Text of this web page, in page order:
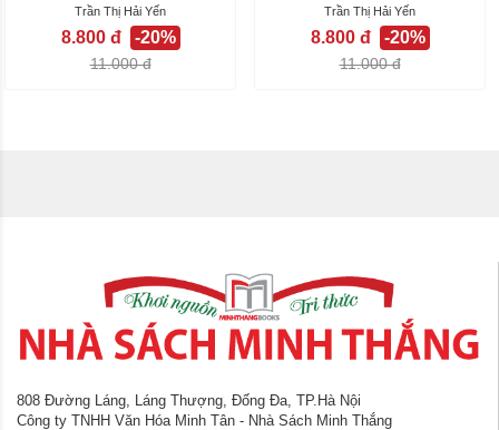
(Tập 2)
Trần Thị Hải Yến
8.800 đ -20%
11.000 đ
(Tập 1)
Trần Thị Hải Yến
8.800 đ -20%
11.000 đ
808 Đường Láng, Láng Thượng, Đống Đa, TP.Hà Nội
Công ty TNHH Văn Hóa Minh Tân - Nhà Sách Minh Thắng